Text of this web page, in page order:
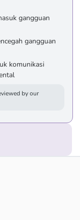
gangguan
gangguan
komunikasi
by our